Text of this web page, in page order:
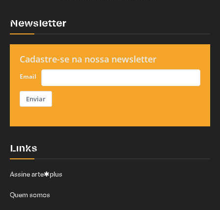
Newsletter
Cadastre-se na nossa newsletter
Email
Enviar
Links
Assine arte✱plus
Quem somos